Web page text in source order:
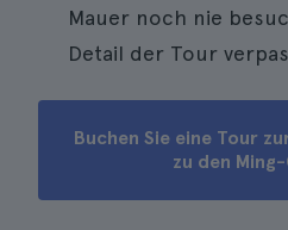
Mauer noch nie
Detail der Tour
Buchen Sie eine Tour
zu den